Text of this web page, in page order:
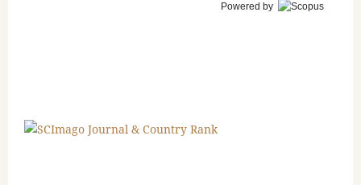
Powered by